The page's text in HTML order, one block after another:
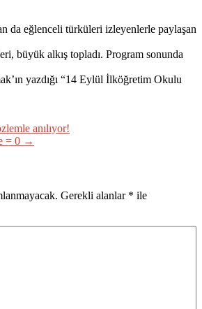
da eğlenceli türküleri izleyenlerle paylaşan
büyük alkış topladı. Program sonunda
yazdığı “14 Eylül İlköğretim Okulu
anılıyor!
= 0 →
Gerekli alanlar * ile